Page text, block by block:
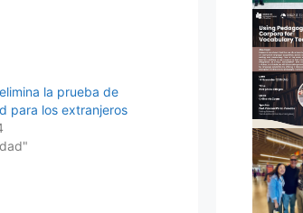
la prueba de
para los extranjeros